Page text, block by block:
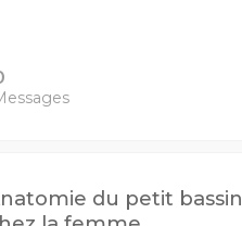
du petit bassin